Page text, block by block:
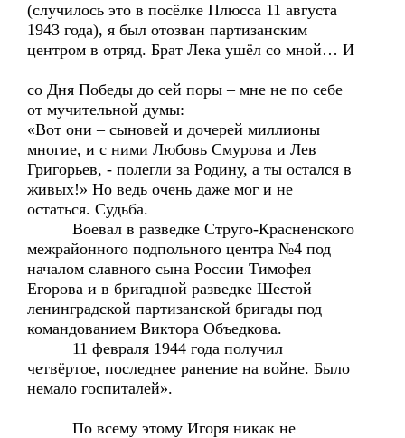
(случилось это в посёлке Плюсса 11 августа
1943 года), я был отозван партизанским
центром в отряд. Брат Лека ушёл со мной… И
–
со Дня Победы до сей поры – мне не по себе
от мучительной думы:
«Вот они – сыновей и дочерей миллионы
многие, и с ними Любовь Смурова и Лев
Григорьев, - полегли за Родину, а ты остался в
живых!» Но ведь очень даже мог и не
остаться. Судьба.
Воевал в разведке Струго-Красненского
межрайонного подпольного центра №4 под
началом славного сына России Тимофея
Егорова и в бригадной разведке Шестой
ленинградской партизанской бригады под
командованием Виктора Объедкова.
11 февраля 1944 года получил
четвёртое, последнее ранение на войне. Было
немало госпиталей».
По всему этому Игоря никак не